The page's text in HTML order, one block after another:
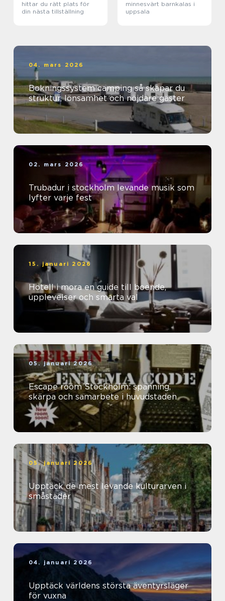
hittar du rätt plats för
din nästa tillställning
minnesvärt barnkalas i
uppsala
04. mars 2026
Bokningssystem camping så skapar du
struktur, lönsamhet och nöjdare gäster
02. mars 2026
Trubadur i stockholm levande musik som
lyfter varje fest
15. januari 2026
Hotell i mora en guide till boende,
upplevelser och smarta val
05. januari 2026
Escape room Stockholm: spänning,
skärpa och samarbete i huvudstaden
05. januari 2026
Upptäck de mest levande kulturarven i
småstäder
04. januari 2026
Upptäck världens största äventyrsläger
för vuxna